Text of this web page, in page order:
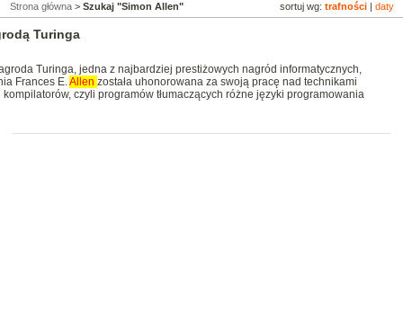
sortuj wg: trafności daty
Strona główna > Szukaj "Simon Allen"
Turinga
Turinga, jedna z najbardziej prestiżowych nagród informatycznych,
Frances E.Allen została uhonorowana za swoją pracę nad technikami
czyli programów tłumaczących różne języki programowania